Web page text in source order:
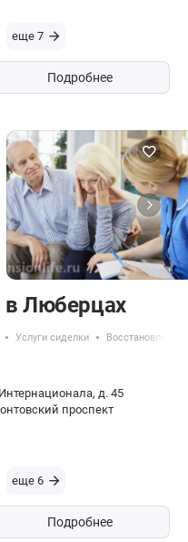
еще 7
Подробнее
в Люберцах
Услуги сиделки
д. 45
проспект
еще 6
Подробнее